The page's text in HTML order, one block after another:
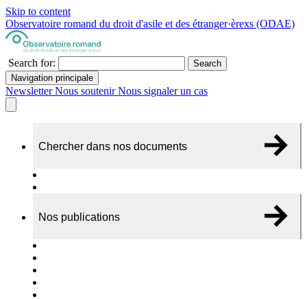
Skip to content
Observatoire romand du droit d'asile et des étranger·èrexs (ODAE)
Search for:
Search
Navigation principale
NewsletterNous soutenirNous signaler un cas
Chercher dans nos documents
Nos publications